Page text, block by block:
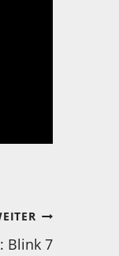
Blink 7